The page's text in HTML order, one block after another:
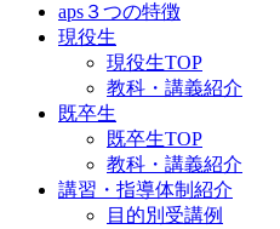
aps３つの特徴
現役生
現役生TOP
教科・講義紹介
既卒生
既卒生TOP
教科・講義紹介
講習・指導体制紹介
目的別受講例